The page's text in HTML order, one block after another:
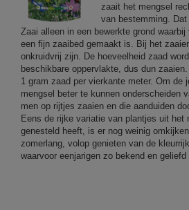
zaait het mengsel
van bestemming. Dat
Zaai alleen in een bewerkte grond
een fijn zaaibed gemaakt is. Bij het
onkruidvrij zijn. De hoeveelheid zaad
beschikbare oppervlakte, dus dun
1 gram zaad per vierkante meter. Om de
mengsel beter te kunnen onderscheiden
men op rijtjes zaaien en die aanduiden
Eens de rijke variatie van plantjes uit het
genesteld heeft, is er nog weinig
zomerlang, volop genieten van de
waarvoor eenjarigen zo bekend en geliefd